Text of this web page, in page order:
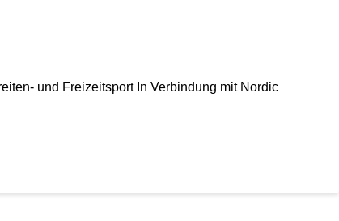
und Freizeitsport In Verbindung mit Nordic